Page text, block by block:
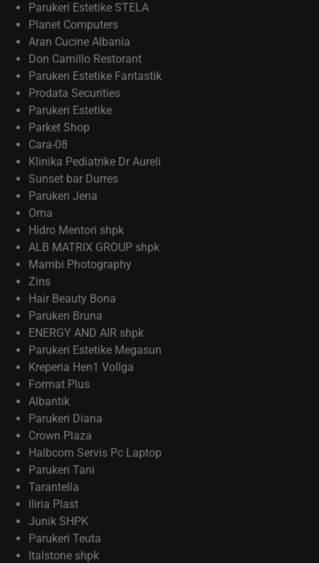
Parukeri Estetike STELA
Planet Computers
Aran Cucine Albania
Don Camillo Restorant
Parukeri Estetike Fantastik
Prodata Securities
Parukeri Estetike
Parket Shop
Cara-08
Klinika Pediatrike Dr Aureli
Sunset bar Durres
Parukeri Jena
Oma
Hidro Mentori shpk
ALB MATRIX GROUP shpk
Mambi Photography
Zins
Hair Beauty Bona
Parukeri Bruna
ENERGY AND AIR shpk
Parukeri Estetike Megasun
Kreperia Hen1 Vollga
Format Plus
Albantik
Parukeri Diana
Crown Plaza
Halbcom Servis Pc Laptop
Parukeri Tani
Tarantella
Iliria Plast
Junik SHPK
Parukeri Teuta
Italstone shpk